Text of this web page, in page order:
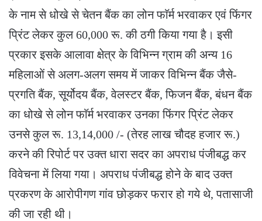
के नाम से धोखे से चेतन बैंक का लोन फाॅर्म भरवाकर एवं फिंगर
प्रिंट लेकर कुल 60,000 रू. की ठगी किया गया है। इसी
प्रकार इसके आलावा क्षेत्र के विभिन्न ग्राम की अन्य 16
महिलाओं से अलग-अलग समय में जाकर विभिन्न बैंक जैसे-
प्रगति बैंक, सूर्योदय बैंक, वेलस्टर बैंक, फिजन बैंक, बंधन बैंक
का धोखे से लोन फाॅर्म भरवाकर उनका फिंगर प्रिंट लेकर
उनसे कुल रू. 13,14,000 /- (तेरह लाख चौदह हजार रू.)
करने की रिपोर्ट पर उक्त धारा सदर का अपराध पंजीबद्ध कर
विवेचना में लिया गया। अपराध पंजीबद्ध होने के बाद उक्त
प्रकरण के आरोपीगण गांव छोड़कर फरार हो गये थे, पतासाजी
की जा रही थी।